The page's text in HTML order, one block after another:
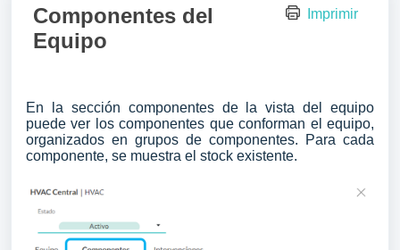
Imprimir
Componentes del
Equipo
En la sección componentes de la vista del equipo
puede ver los componentes que conforman el equipo,
organizados en grupos de componentes. Para cada
componente, se muestra el stock existente.